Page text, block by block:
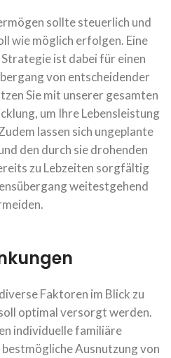
sollte steuerlich und
wie möglich erfolgen. Eine
ist dabei für einen
von entscheidender
Sie mit unserer gesamten
um Ihre Lebensleistung
lassen sich ungeplante
den durch sie drohenden
zu Lebzeiten sorgfältig
weitestgehend
Faktoren im Blick zu
optimal versorgt werden.
individuelle familiäre
Ausnutzung von